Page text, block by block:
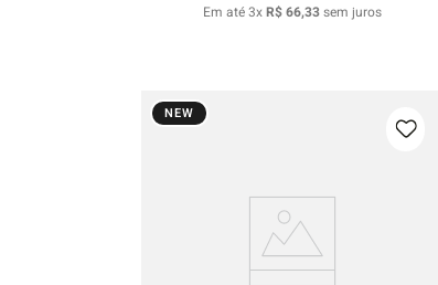
Em até3xR$66,33sem juros
NEW